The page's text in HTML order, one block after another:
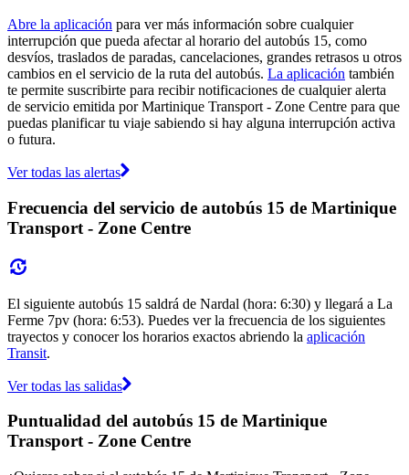
Abre la aplicación para ver más información sobre cualquier
interrupción que pueda afectar al horario del autobús 15, como
desvíos, traslados de paradas, cancelaciones, grandes retrasos u otros
cambios en el servicio de la ruta del autobús. La aplicación también
te permite suscribirte para recibir notificaciones de cualquier alerta
de servicio emitida por Martinique Transport - Zone Centre para que
puedas planificar tu viaje sabiendo si hay alguna interrupción activa
o futura.
Ver todas las alertas
Frecuencia del servicio de autobús 15 de Martinique
Transport - Zone Centre
El siguiente autobús 15 saldrá de Nardal (hora: 6:30) y llegará a La
Ferme 7pv (hora: 6:53). Puedes ver la frecuencia de los siguientes
trayectos y conocer los horarios exactos abriendo la aplicación
Transit.
Ver todas las salidas
Puntualidad del autobús 15 de Martinique
Transport - Zone Centre